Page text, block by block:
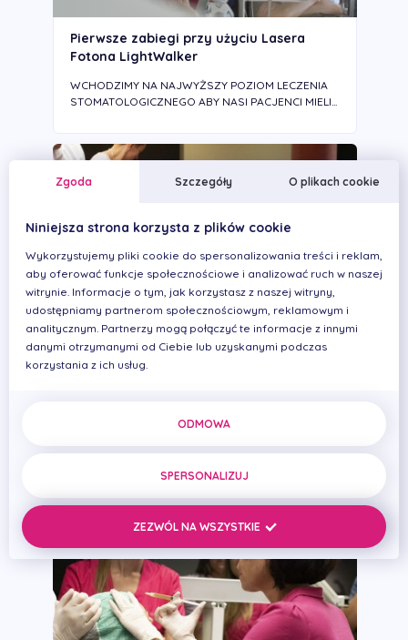
Pierwsze zabiegi przy użyciu Lasera
Fotona LightWalker
WCHODZIMY NA NAJWYŻSZY POZIOM LECZENIA
STOMATOLOGICZNEGO ABY NASI PACJENCI MIELI...
INNOWACYJNE I BEZPIECZNE ZABIEGI Z
DZIEDZINY CHIRURGII
INNOWACYJNE I BEZPIECZNE ZABIEGI Z DZIEDZINY
Zgoda Szczegóły O plikach cookie
Niniejsza strona korzysta z plików cookie
Wykorzystujemy pliki cookie do spersonalizowania treści i reklam,
aby oferować funkcje społecznościowe i analizować ruch w naszej
witrynie. Informacje o tym, jak korzystasz z naszej witryny,
udostępniamy partnerom społecznościowym, reklamowym i
analitycznym. Partnerzy mogą połączyć te informacje z innymi
danymi otrzymanymi od Ciebie lub uzyskanymi podczas
korzystania z ich usług.
ODMOWA
SPERSONALIZUJ
ZEZWÓL NA WSZYSTKIE